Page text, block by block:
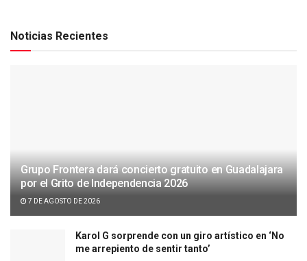
Noticias Recientes
Grupo Frontera dará concierto gratuito en Guadalajara
por el Grito de Independencia 2026
7 DE AGOSTO DE 2026
Karol G sorprende con un giro artístico en ‘No
me arrepiento de sentir tanto’